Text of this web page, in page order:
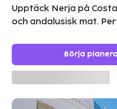
Upptäck Nerja på
och andalusisk mat.
Börja planera